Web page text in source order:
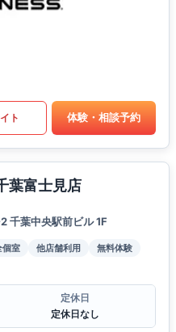
ト 体験・相談予約
葉富士見店
千葉中央駅前ビル 1F
個室 他店舗利用
無料体験
定休日
定休日なし